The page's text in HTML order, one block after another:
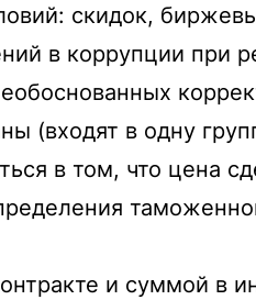
скидок,
в коррупции при
(входят в одну
в том, что цена
и суммой в